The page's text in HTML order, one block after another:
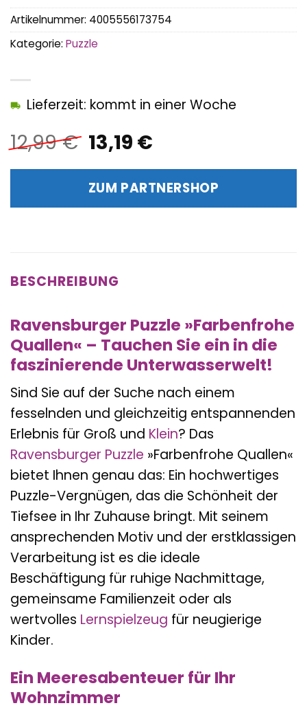
12,99€ Ursprünglicher
Preis
war:
12,99 €
13,19 €Aktueller
ist:
13,19 €.
Lieferzeit: kommt in einer Woche
ZUM PARTNERSHOP
Artikelnummer: 4005556173754
Kategorie: Puzzle
BESCHREIBUNG
Ravensburger Puzzle »Farbenfrohe
Quallen« – Tauchen Sie ein in die
faszinierende Unterwasserwelt!
Sind Sie auf der Suche nach einem
fesselnden und gleichzeitig entspannenden
Erlebnis für Groß und Klein? Das
Ravensburger Puzzle »Farbenfrohe Quallen«
bietet Ihnen genau das: Ein hochwertiges
Puzzle-Vergnügen, das die Schönheit der
Tiefsee in Ihr Zuhause bringt. Mit seinem
ansprechenden Motiv und der erstklassigen
Verarbeitung ist es die ideale
Beschäftigung für ruhige Nachmittage,
gemeinsame Familienzeit oder als
wertvolles Lernspielzeug für neugierige
Kinder.
Ein Meeresabenteuer für Ihr
Wohnzimmer